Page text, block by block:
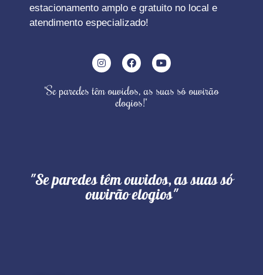
estacionamento amplo e gratuito no local e
atendimento especializado!
"Se paredes têm ouvidos, as suas só ouvirão
elogios!"
"Se paredes têm ouvidos, as suas só
ouvirão elogios"